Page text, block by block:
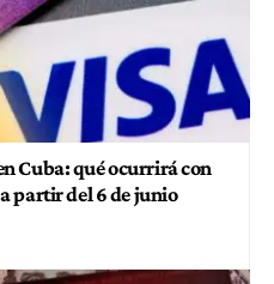
Cuba: qué ocurrirá con
partir del 6 de junio